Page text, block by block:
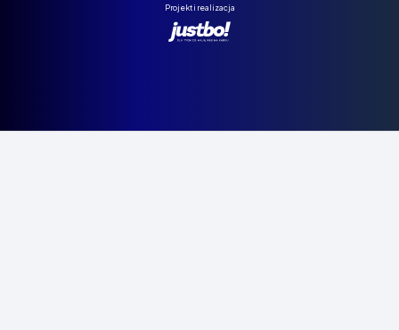
Projekt i realizacja